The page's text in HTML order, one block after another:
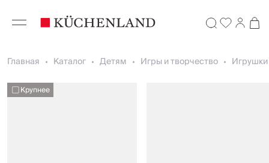
Главная Каталог Детям Игры и творчество
Крупнее